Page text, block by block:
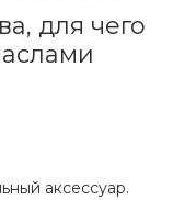
для чего
аксессуар.